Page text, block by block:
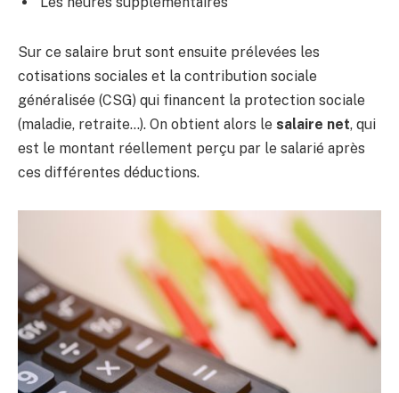
Sur ce salaire brut sont ensuite prélevées les
cotisations sociales et la contribution sociale
généralisée (CSG) qui financent la protection sociale
(maladie, retraite…). On obtient alors le salaire net, qui
est le montant réellement perçu par le salarié après
ces différentes déductions.